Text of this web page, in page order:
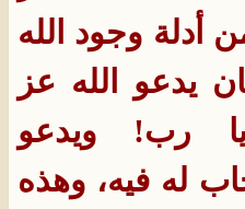
أدلة وجود الله
يدعو الله عز
رب‏!‏ ويدعو
له فيه، وهذه